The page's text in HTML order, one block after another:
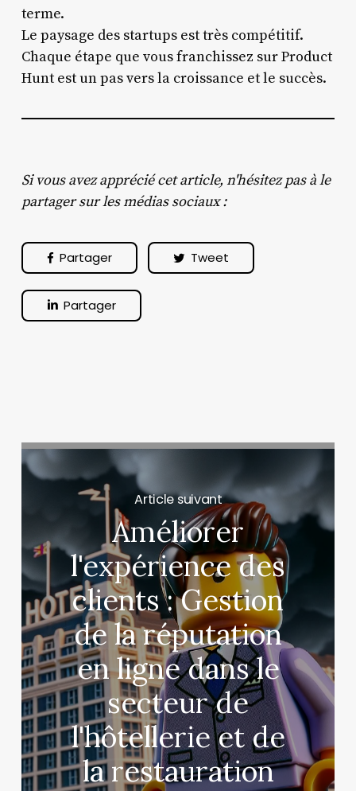
terme.
Le paysage des startups est très compétitif.
Chaque étape que vous franchissez sur Product
Hunt est un pas vers la croissance et le succès.
Si vous avez apprécié cet article, n'hésitez pas à le
partager sur les médias sociaux :
Partager Tweet
Partager
Article suivant
Améliorer
l'expérience des
clients : Gestion
de la réputation
en ligne dans le
secteur de
l'hôtellerie et de
la restauration